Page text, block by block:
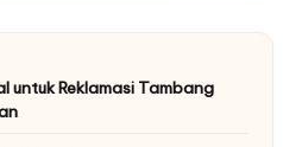
untuk Reklamasi Tambang